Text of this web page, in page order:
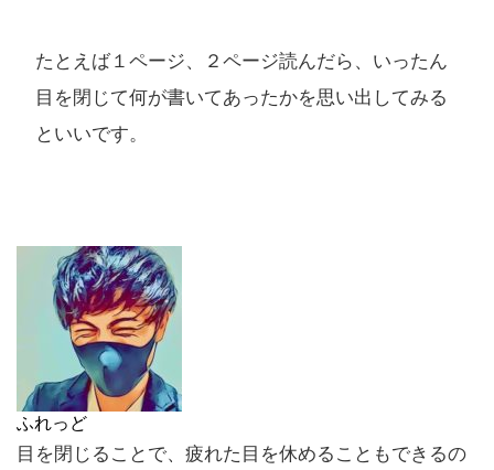
たとえば１ページ、２ページ読んだら、いったん
目を閉じて何が書いてあったかを思い出してみる
といいです。
ふれっど
目を閉じることで、疲れた目を休めることもできるの